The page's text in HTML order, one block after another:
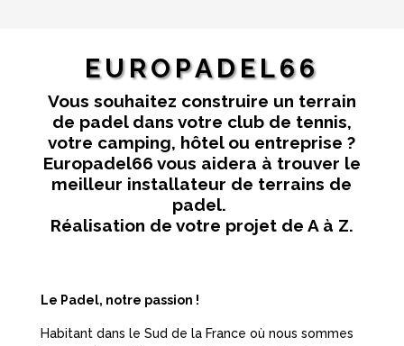
EUROPADEL66
Vous souhaitez construire un terrain
de padel dans votre club de tennis,
votre camping, hôtel ou entreprise ?
Europadel66 vous aidera à trouver le
meilleur installateur de terrains de
padel.
Réalisation de votre projet de A à Z.
Le Padel, notre passion !
Habitant dans le Sud de la France où nous sommes